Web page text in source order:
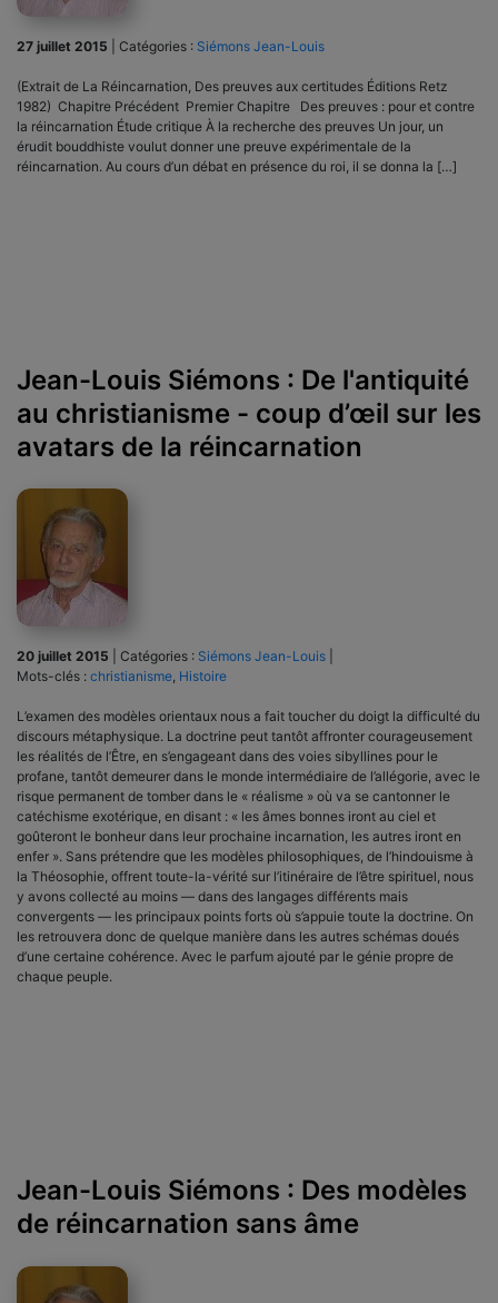
27 juillet 2015 Catégories : Siémons Jean-Louis
(Extrait de La Réincarnation, Des preuves aux certitudes Éditions Retz
1982) Chapitre Précédent Premier Chapitre Des preuves : pour et contre
la réincarnation Étude critique À la recherche des preuves Un jour, un
érudit bouddhiste voulut donner une preuve expérimentale de la
réincarnation. Au cours d’un débat en présence du roi, il se donna la […]
Jean-Louis Siémons : De l'antiquité
au christianisme - coup d’œil sur les
avatars de la réincarnation
20 juillet 2015 Catégories : Siémons Jean-Louis
Mots-clés : christianisme, Histoire
L’examen des modèles orientaux nous a fait toucher du doigt la diffi­culté du
discours métaphysique. La doctrine peut tantôt affronter cou­rageusement
les réalités de l’Être, en s’engageant dans des voies sibyl­lines pour le
profane, tantôt demeurer dans le monde intermédiaire de l’allégorie, avec le
risque permanent de tomber dans le « réalisme » où va se cantonner le
catéchisme exotérique, en disant : « les âmes bonnes iront au ciel et
goûteront le bonheur dans leur prochaine incarnation, les autres iront en
enfer ». Sans prétendre que les modèles philoso­phiques, de l’hindouisme à
la Théosophie, offrent toute-la-vérité sur l’itinéraire de l’être spirituel, nous
y avons collecté au moins — dans des langages différents mais
convergents — les principaux points forts où s’appuie toute la doctrine. On
les retrouvera donc de quelque manière dans les autres schémas doués
d’une certaine cohérence. Avec le parfum ajouté par le génie propre de
chaque peuple.
Jean-Louis Siémons : Des modèles
de réincarnation sans âme